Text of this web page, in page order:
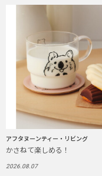
アフタヌーンティー・リビング
かさねて楽しめる！
2026.08.07